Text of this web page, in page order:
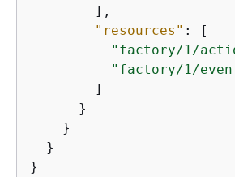
        ],
"resources" : [
"factory/1/
"factory/1/
        ]
      }
    }
  }
}